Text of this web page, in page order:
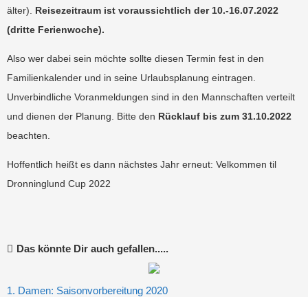
älter). Reisezeitraum ist voraussichtlich der 10.-16.07.2022
(dritte Ferienwoche).
Also wer dabei sein möchte sollte diesen Termin fest in den
Familienkalender und in seine Urlaubsplanung eintragen.
Unverbindliche Voranmeldungen sind in den Mannschaften verteilt
und dienen der Planung. Bitte den Rücklauf bis zum 31.10.2022
beachten.
Hoffentlich heißt es dann nächstes Jahr erneut: Velkommen til
Dronninglund Cup 2022
Das könnte Dir auch gefallen.....
1. Damen: Saisonvorbereitung 2020